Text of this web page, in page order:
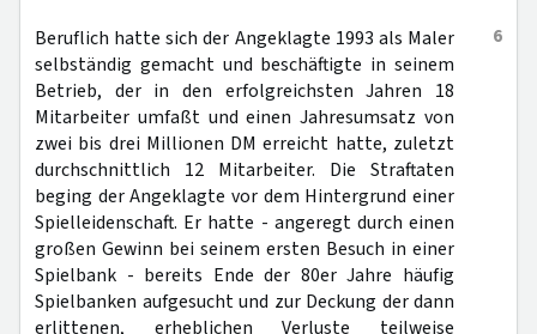
6
Beruflich hatte sich der Angeklagte 1993 als Maler
selbständig gemacht und beschäftigte in seinem
Betrieb, der in den erfolgreichsten Jahren 18
Mitarbeiter umfaßt und einen Jahresumsatz von
zwei bis drei Millionen DM erreicht hatte, zuletzt
durchschnittlich 12 Mitarbeiter. Die Straftaten
beging der Angeklagte vor dem Hintergrund einer
Spielleidenschaft. Er hatte - angeregt durch einen
großen Gewinn bei seinem ersten Besuch in einer
Spielbank - bereits Ende der 80er Jahre häufig
Spielbanken aufgesucht und zur Deckung der dann
erlittenen, erheblichen Verluste teilweise